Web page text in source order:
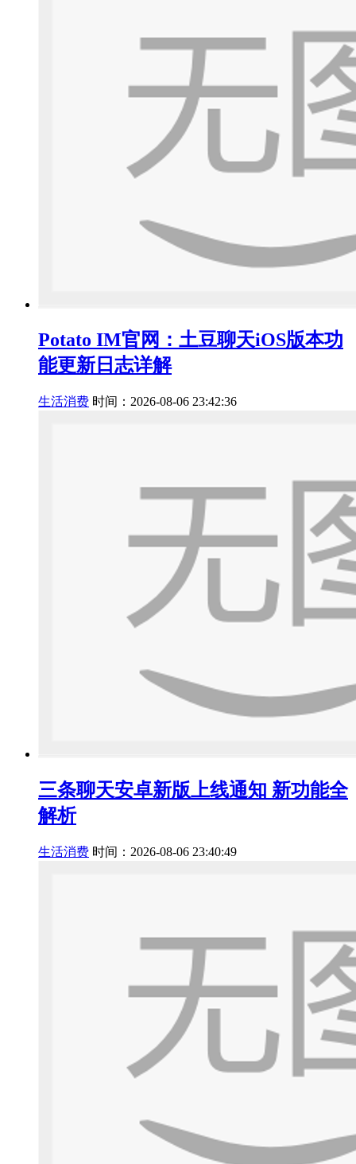
Potato IM官网：土豆聊天iOS版本功
能更新日志详解
生活消费 时间：2026-08-06 23:42:36
三条聊天安卓新版上线通知 新功能全
解析
生活消费 时间：2026-08-06 23:40:49